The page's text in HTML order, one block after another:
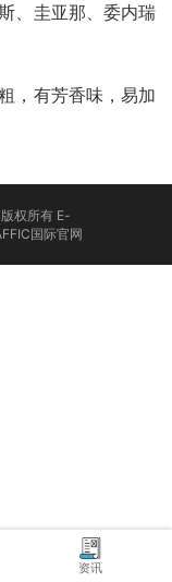
、圭亚那、委内瑞
，有芳香味，易加
权所有 E-
国际官网
资讯